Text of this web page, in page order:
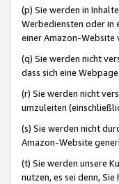
(p) Sie werden in
Werbediensten oder in
einer Amazon-Website
(q) Sie werden nicht
dass sich eine
(r) Sie werden nicht
umzuleiten
(s) Sie werden nicht
Amazon-Website
(t) Sie werden unsere
nutzen, es sei denn,